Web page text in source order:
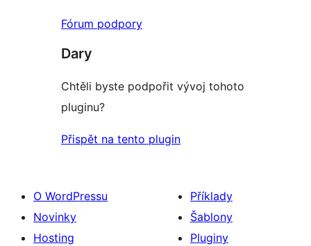
Fórum podpory
Dary
Chtěli byste podpořit vývoj tohoto
pluginu?
Přispět na tento plugin
O WordPressu
Novinky
Hosting
Příklady
Šablony
Pluginy